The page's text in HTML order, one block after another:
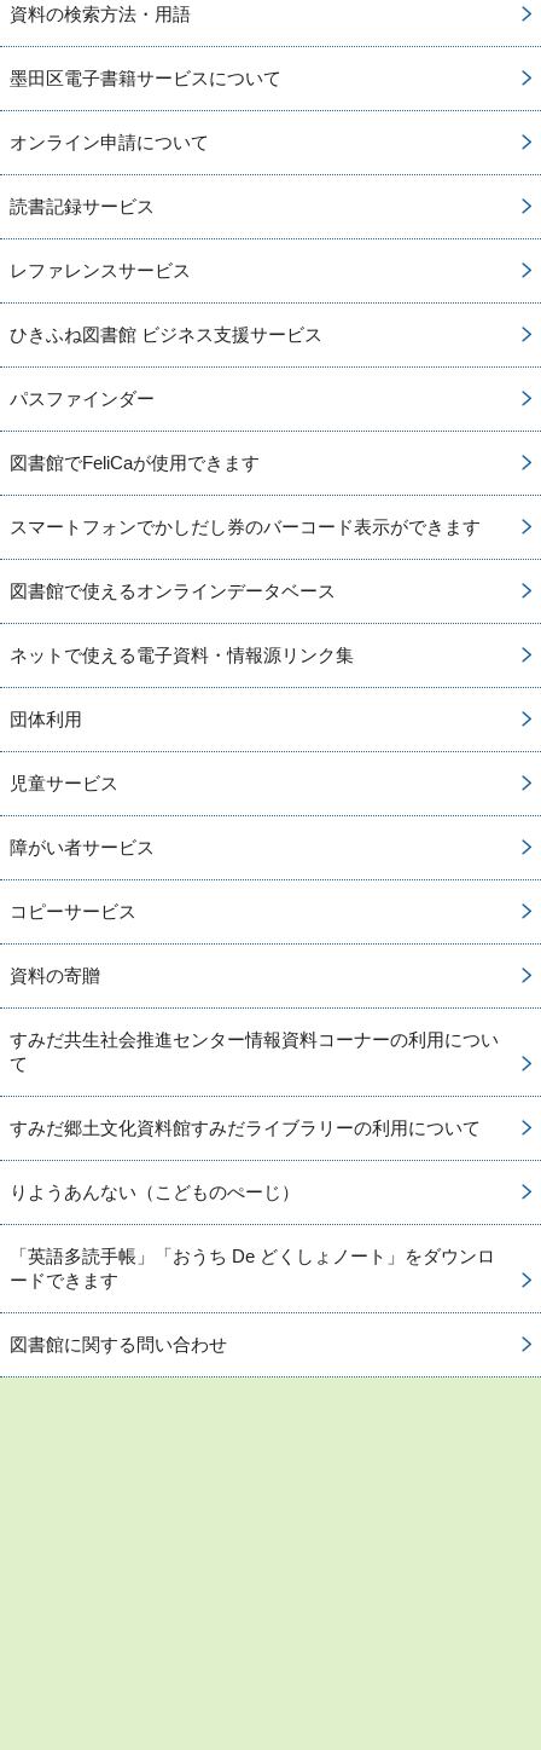
資料の検索方法・用語
墨田区電子書籍サービスについて
オンライン申請について
読書記録サービス
レファレンスサービス
ひきふね図書館 ビジネス支援サービス
パスファインダー
図書館でFeliCaが使用できます
スマートフォンでかしだし券のバーコード表示ができます
図書館で使えるオンラインデータベース
ネットで使える電子資料・情報源リンク集
団体利用
児童サービス
障がい者サービス
コピーサービス
資料の寄贈
すみだ共生社会推進センター情報資料コーナーの利用につい
て
すみだ郷土文化資料館すみだライブラリーの利用について
りようあんない（こどものぺーじ）
「英語多読手帳」「おうち De どくしょノート」をダウンロ
ードできます
図書館に関する問い合わせ